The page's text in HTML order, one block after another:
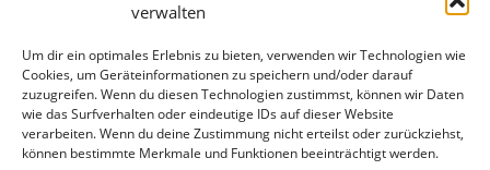
verwalten
Um dir ein optimales Erlebnis zu bieten, verwenden wir Technologien wie
Cookies, um Geräteinformationen zu speichern und/oder darauf
zuzugreifen. Wenn du diesen Technologien zustimmst, können wir Daten
wie das Surfverhalten oder eindeutige IDs auf dieser Website
verarbeiten. Wenn du deine Zustimmung nicht erteilst oder zurückziehst,
können bestimmte Merkmale und Funktionen beeinträchtigt werden.